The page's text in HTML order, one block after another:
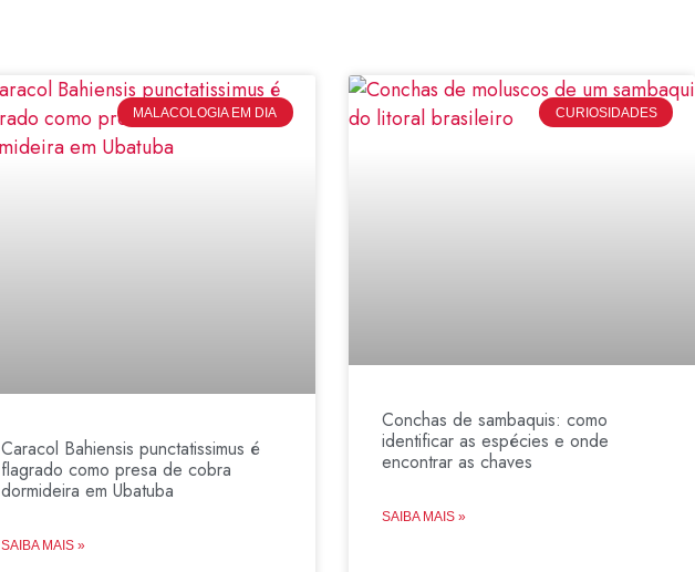
MALACOLOGIA EM DIA
Caracol Bahiensis punctatissimus é
flagrado como presa de cobra
dormideira em Ubatuba
SAIBA MAIS »
CURIOSIDADES
Conchas de sambaquis: como
identificar as espécies e onde
encontrar as chaves
SAIBA MAIS »